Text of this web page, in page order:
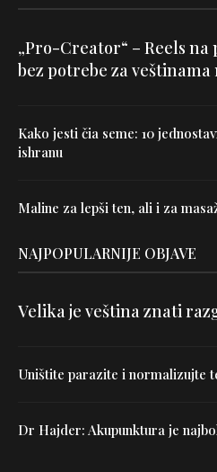
„Pro-Creator“ – Reels
bez potrebe za veštinama
Kako jesti čia seme: 10
ishranu
Maline za lepši ten, ali i za
NAJPOPULARNIJE OBJAVE
Velika je veština znati
Uništite parazite i normalizujte
Dr Hajder: Akupunktura je